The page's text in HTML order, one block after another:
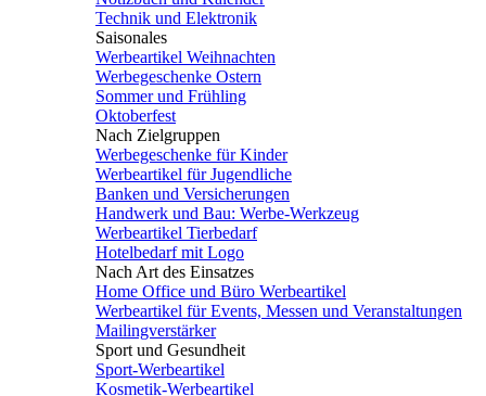
Technik und Elektronik
Saisonales
Werbeartikel Weihnachten
Werbegeschenke Ostern
Sommer und Frühling
Oktoberfest
Nach Zielgruppen
Werbegeschenke für Kinder
Werbeartikel für Jugendliche
Banken und Versicherungen
Handwerk und Bau: Werbe-Werkzeug
Werbeartikel Tierbedarf
Hotelbedarf mit Logo
Nach Art des Einsatzes
Home Office und Büro Werbeartikel
Werbeartikel für Events, Messen und Veranstaltungen
Mailingverstärker
Sport und Gesundheit
Sport-Werbeartikel
Kosmetik-Werbeartikel